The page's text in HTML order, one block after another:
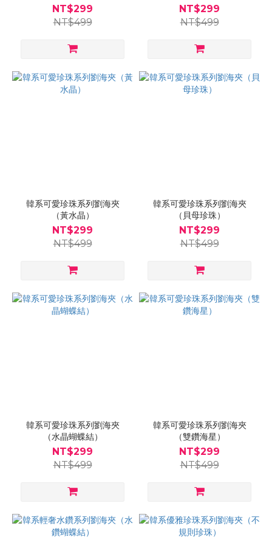
NT$299
NT$499
NT$299
NT$499
韓系可愛珍珠系列劉海夾
（黃水晶）
NT$299
NT$499
韓系可愛珍珠系列劉海夾
（貝母珍珠）
NT$299
NT$499
韓系可愛珍珠系列劉海夾
（水晶蝴蝶結）
NT$299
NT$499
韓系可愛珍珠系列劉海夾
（雙鑽海星）
NT$299
NT$499